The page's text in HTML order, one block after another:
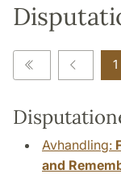
1
Avhandling:
and